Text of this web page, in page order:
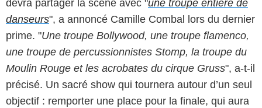
devra partager la scène avec "une troupe entière de
danseurs", a annoncé Camille Combal lors du dernier
prime. "Une troupe Bollywood, une troupe flamenco,
une troupe de percussionnistes Stomp, la troupe du
Moulin Rouge et les acrobates du cirque Gruss", a-t-il
précisé. Un sacré show qui tournera autour d’un seul
objectif : remporter une place pour la finale, qui aura